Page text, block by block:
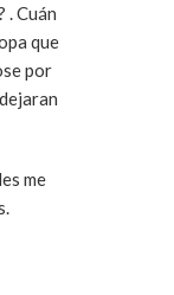
. Cuán
que
por
me